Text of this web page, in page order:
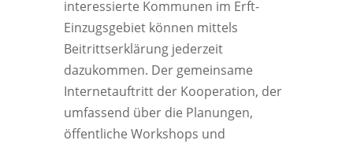
interessierte Kommunen im Erft-
Einzugsgebiet können mittels
Beitrittserklärung jederzeit
dazukommen. Der gemeinsame
Internetauftritt der Kooperation, der
umfassend über die Planungen,
öffentliche Workshops und